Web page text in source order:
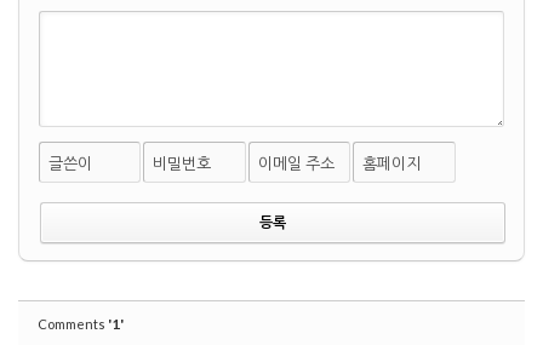
글쓴이 비밀번호 이메일 주소 홈페이지
Comments '1'